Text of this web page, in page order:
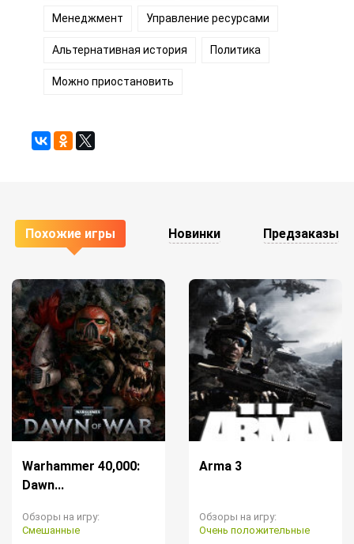
Менеджмент Управление ресурсами
Альтернативная история Политика
Можно приостановить
Похожие игры Новинки Предзаказы
Warhammer 40,000:
Dawn...
Обзоры на игру:
Смешанные
Arma 3
Обзоры на игру:
Очень положительные